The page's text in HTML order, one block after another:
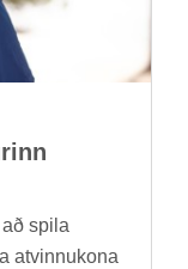
spila
at­vinnu­kona